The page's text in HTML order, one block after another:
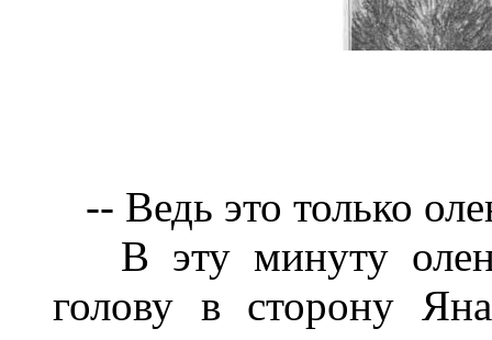
-- Ведь это только
В эту минуту
голову в сторону